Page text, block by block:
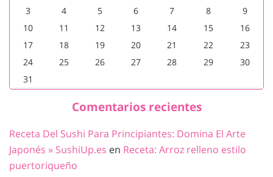
3
4 5 6 7 8
9
10
11 12 13 14 15
16
17
18 19 20 21 22
23
24
25 26 27 28 29
30
31
Comentarios recientes
Receta Del Sushi Para Principiantes: Domina El Arte
Japonés » SushiUp.es en Receta: Arroz relleno estilo
puertoriqueño